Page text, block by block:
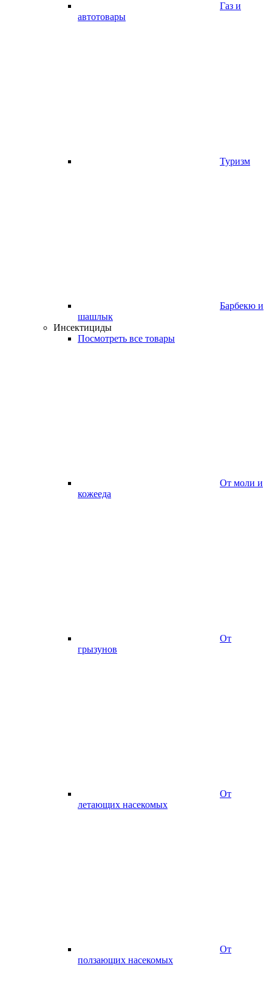
Газ и
автотовары
Туризм
Барбекю и
шашлык
Инсектициды
Посмотреть все товары
От моли и
кожееда
От
грызунов
От
летающих насекомых
От
ползающих насекомых